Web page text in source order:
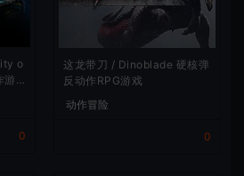
o
游
0
这龙带刀 / Dinoblade 硬核弹
反动作RPG游戏
动作冒险
0